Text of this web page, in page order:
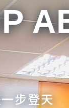
步登天